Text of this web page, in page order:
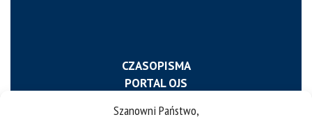
Szanowni Państwo,
CZASOPISMA
PORTAL OJS